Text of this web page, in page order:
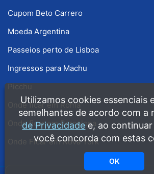
Cupom Beto Carrero
Moeda Argentina
Passeios perto de Lisboa
Ingressos para Machu
Picchu
Onde ficar em Roma
Onde ficar em Barcelona
Onde Ficar em Nova York
Utilizamos cookies essenciais
semelhantes de acordo com a
de Privacidade e, ao
você concorda com estas
OK